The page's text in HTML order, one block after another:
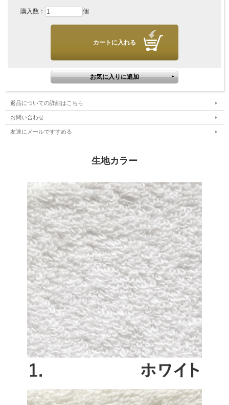
購入数： 個
返品についての詳細はこちら
お問い合わせ
友達にメールですすめる
生地カラー